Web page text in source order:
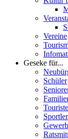
Vereine
Geseke für...
Schüler
Sportler